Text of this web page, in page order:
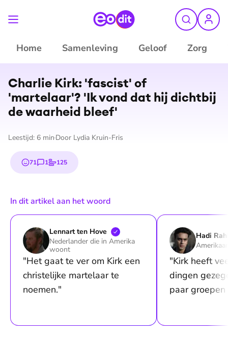
Home Samenleving Geloof Zorg
Dit is de kwestie
Charlie Kirk: 'fascist' of
'martelaar'? 'Ik vond dat hij dichtbij
de waarheid bleef'
Leestijd: 6 min Door Lydia Kruin-Fris
71
emojis1
reactie125
stem
In dit artikel aan het woord
Lennart ten Hove
Nederlander die in Amerika
woont
"Het gaat te ver om Kirk een
christelijke martelaar te
noemen."
Hadi
"Kirk heeft
dingen
paar groepen